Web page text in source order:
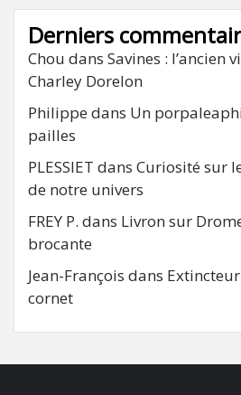
Derniers
Chou dans Savines : l’ancien
Charley Dorelon
Philippe dans Un
pailles
PLESSIET dans Curiosité sur
de notre univers
FREY P. dans Livron sur
brocante
Jean-François dans
cornet